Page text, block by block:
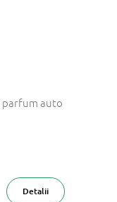
parfum auto
Detalii